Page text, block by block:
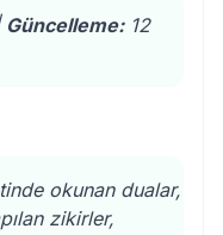
Güncelleme:12
okunan dualar,
zikirler,